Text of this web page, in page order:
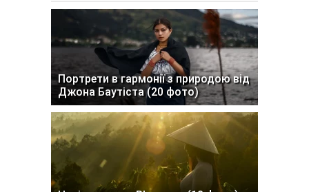
Портрети в гармонії з природою від
Джона Баутіста (20 фото)